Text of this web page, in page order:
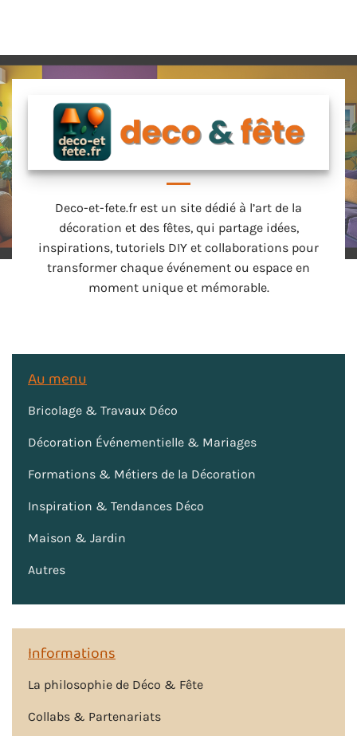
Deco-et-fete.fr est un site dédié à l’art de la
décoration et des fêtes, qui partage idées,
inspirations, tutoriels DIY et collaborations pour
transformer chaque événement ou espace en
moment unique et mémorable.
Au menu
Bricolage & Travaux Déco
Décoration Événementielle & Mariages
Formations & Métiers de la Décoration
Inspiration & Tendances Déco
Maison & Jardin
Autres
Informations
La philosophie de Déco & Fête
Collabs & Partenariats